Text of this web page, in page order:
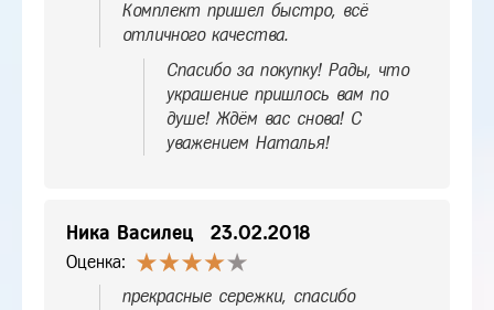
Комплект пришел быстро, всё
отличного качества.
Спасибо за покупку! Рады, что
украшение пришлось вам по
душе! Ждём вас снова! С
уважением Наталья!
Ника Василец 23.02.2018
Оценка:
прекрасные сережки, спасибо